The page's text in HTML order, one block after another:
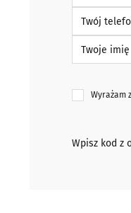
Wyrażam
Wpisz kod z